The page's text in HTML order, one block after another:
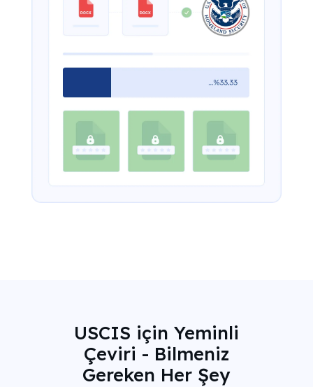
USCIS için Yeminli
Çeviri - Bilmeniz
Gereken Her Şey